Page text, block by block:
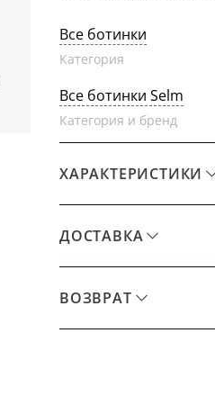
Все ботинки
Категория
Все ботинки Selm
Категория и бренд
ХАРАКТЕРИСТИКИ
ДОСТАВКА
ВОЗВРАТ